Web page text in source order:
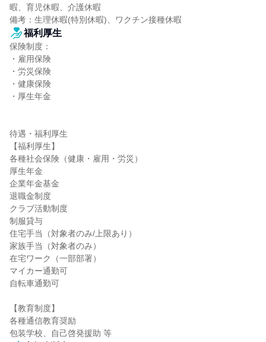
暇、育児休暇、介護休暇
備考：生理休暇(特別休暇)、ワクチン接種休暇
福利厚生
保険制度：
・雇用保険
・労災保険
・健康保険
・厚生年金
待遇・福利厚生
【福利厚生】
各種社会保険（健康・雇用・労災）
厚生年金
企業年金基金
退職金制度
クラブ活動制度
制服貸与
住宅手当（対象者のみ/上限あり）
家族手当（対象者のみ）
在宅ワーク（一部部署）
マイカー通勤可
自転車通勤可
【教育制度】
各種通信教育奨励
包装学校、自己啓発援助 等